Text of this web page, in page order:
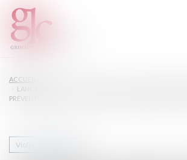
ACCUEIL
LANCEMENT D’UN APPEL À PROJETS : VALORISATION
PRÉVENTION ET DE LUTTE CONTRE LES VIOLENCES
Violences familiales